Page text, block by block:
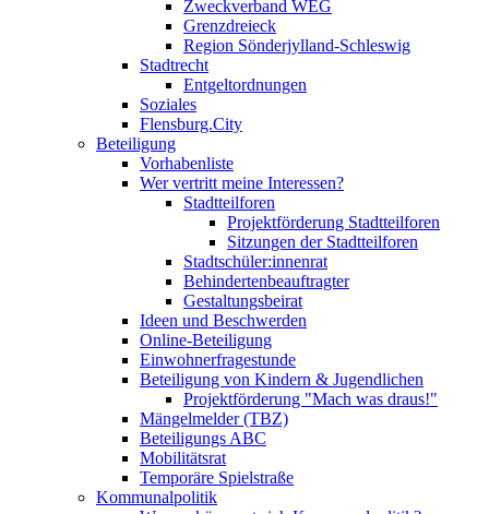
Zweckverband WEG
Grenzdreieck
Region Sönderjylland-Schleswig
Stadtrecht
Entgeltordnungen
Soziales
Flensburg.City
Beteiligung
Vorhabenliste
Wer vertritt meine Interessen?
Stadtteilforen
Projektförderung Stadtteilforen
Sitzungen der Stadtteilforen
Stadtschüler:innenrat
Behindertenbeauftragter
Gestaltungsbeirat
Ideen und Beschwerden
Online-Beteiligung
Einwohnerfragestunde
Beteiligung von Kindern & Jugendlichen
Projektförderung "Mach was draus!"
Mängelmelder (TBZ)
Beteiligungs ABC
Mobilitätsrat
Temporäre Spielstraße
Kommunalpolitik